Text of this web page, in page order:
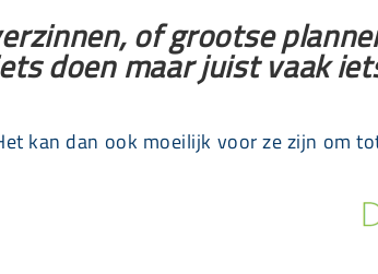
of grootse
doen maar juist vaak
kan dan ook moeilijk voor ze zijn om